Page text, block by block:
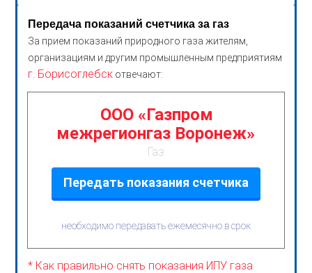
Передача показаний счетчика за газ
За прием показаний природного газа жителям,
организациям и другим промышленным предприятиям
г. Борисоглебск отвечают:
ООО «Газпром
межрегионгаз Воронеж»
Газ
Передать показания счетчика
необходимо передавать ежемесячно в срок
* Как правильно снять показания ИПУ газа